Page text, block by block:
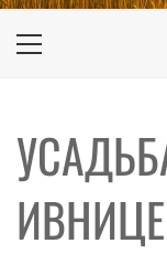
Primary
ИВНИЦЕ